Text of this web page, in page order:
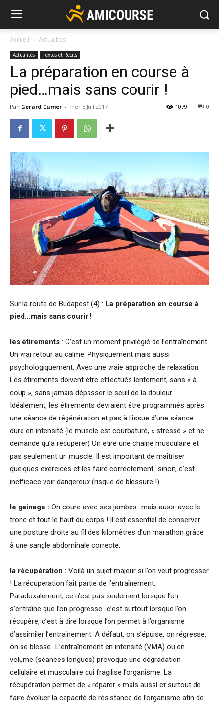
Accueil Actualités
Actualités Textes et Recits
La préparation en course à
pied…mais sans courir !
Par Gérard Cumer - mer 5 Juil 2017 0
1079
Sur la route de Budapest (4) : La préparation en course à
pied…mais sans courir !
les étirements : C’est un moment privilégié de l’entraînement.
Un vrai retour au calme. Physiquement mais aussi
psychologiquement. Avec une vraie approche de relaxation.
Les étirements doivent être effectués lentement, sans « à
coup », sans jamais dépasser le seuil de la douleur.
Idéalement, les étirements devraient être programmés après
une séance de régénération et pas à l’issue d’une séance
dure en intensité (le muscle est courbaturé, « stressé » et ne
demande qu’à récupérer) On étire une chaîne musculaire et
pas seulement un muscle. Il est important de maîtriser
quelques exercices et les faire correctement…sinon, c’est
inefficace voir dangereux (risque de blessure !)
le gainage : On coure avec ses jambes…mais aussi avec le
tronc et tout le haut du corps ! Il est essentiel de conserver
une posture droite au fil des kilomètres d’un marathon grâce
à une sangle abdominale correcte.
la récupération : Voilà un sujet majeur si l’on veut progresser
! La récupération fait partie de l’entraînement.
Paradoxalement, ce n’est pas seulement lorsque l’on
s’entraîne que l’on progresse…c’est surtout lorsque l’on
récupère, c’est à dire lorsque l’on permet à l’organisme
d’assimiler l’entraînement. A défaut, on s’épuise, on régresse,
on se blesse…L’entraînement en intensité (VMA) ou en
volume (séances longues) provoque une dégradation
cellulaire et musculaire qui fragilise l’organisme. La
récupération permet de « réparer » mais aussi et surtout de
faire évoluer la capacité de résistance de l’organisme afin de